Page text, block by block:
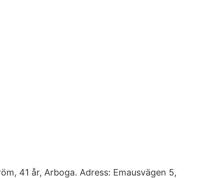
41 år, Arboga. Adress: Emausvägen 5,